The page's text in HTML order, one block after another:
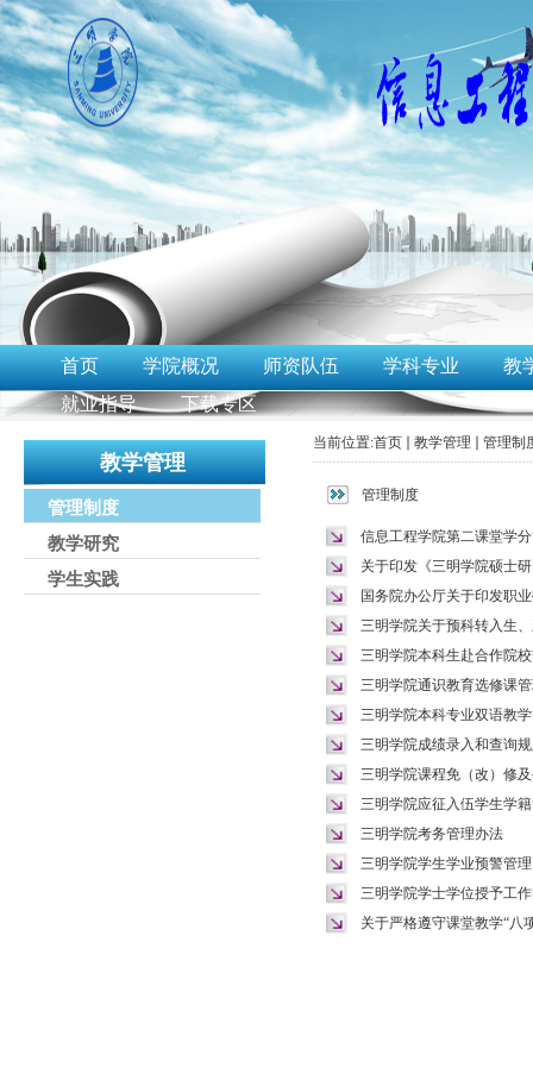
首页 学院概况 师资队伍 学科专业
教
就业指导
下载专区
教学管理
管理制度
教学研究
学生实践
当前位置:首页 教学管理 管理制
管理制度
信息工程学院第二课堂学
关于印发《三明学院硕士
国务院办公厅关于印发职
三明学院关于预科转入生
三明学院本科生赴合作院
三明学院通识教育选修课
三明学院本科专业双语教
三明学院成绩录入和查询
三明学院课程免（改）修
三明学院应征入伍学生学
三明学院考务管理办法
三明学院学生学业预警管
三明学院学士学位授予工
关于严格遵守课堂教学“八